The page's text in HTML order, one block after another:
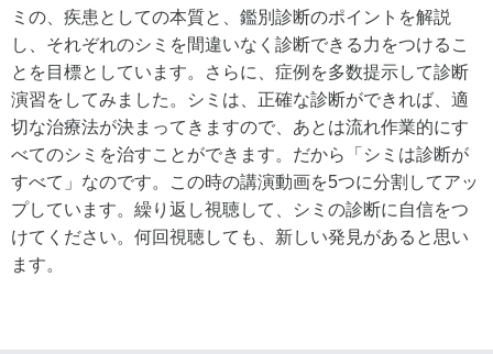
ミの、疾患としての本質と、鑑別診断のポイントを解説
し、それぞれのシミを間違いなく診断できる力をつけるこ
とを目標としています。さらに、症例を多数提示して診断
演習をしてみました。シミは、正確な診断ができれば、適
切な治療法が決まってきますので、あとは流れ作業的にす
べてのシミを治すことができます。だから「シミは診断が
すべて」なのです。この時の講演動画を5つに分割してアッ
プしています。繰り返し視聴して、シミの診断に自信をつ
けてください。何回視聴しても、新しい発見があると思い
ます。